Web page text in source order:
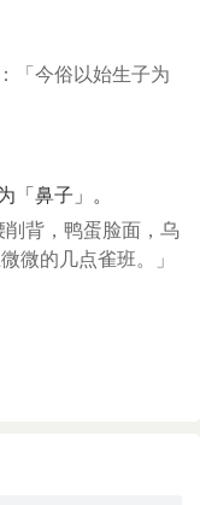
「今俗以始生子为
鼻子」。
削背，鸭蛋脸面，乌
微的几点雀班。」